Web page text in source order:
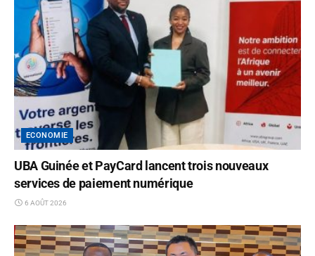
ECONOMIE
UBA Guinée et PayCard lancent trois nouveaux
services de paiement numérique
6 AOÛT 2026